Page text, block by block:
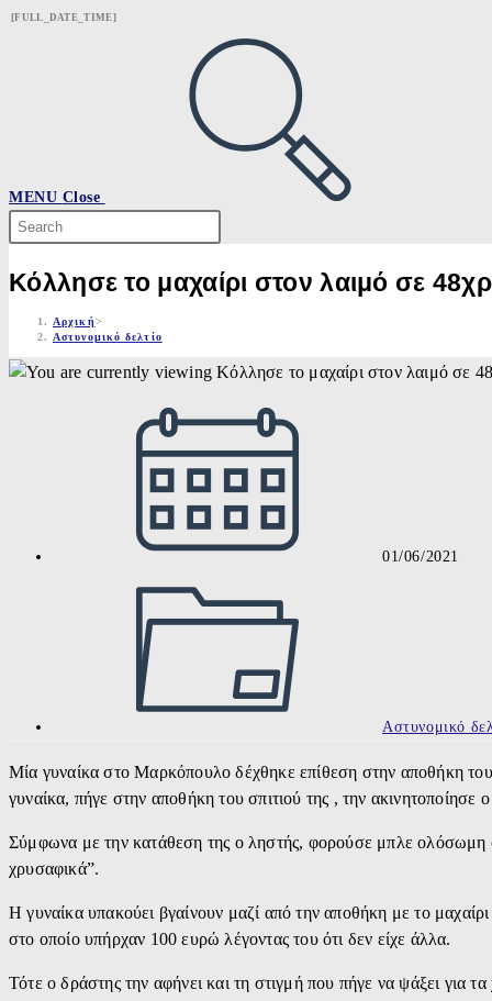
Skip
[FULL_DATE_TIME]
MENU Close
Search
this
website
Κόλλησε το μαχαίρι στον λαιμό σε
Αρχική>
Αστυνομικό δελτίο
01/06/2021
Αστυνομικό
Μία γυναίκα στο Μαρκόπουλο δέχθηκε επίθεση στην αποθήκη
γυναίκα, πήγε στην αποθήκη του σπιτιού της , την ακινητοποίησε
Σύμφωνα με την κατάθεση της ο ληστής, φορούσε μπλε
χρυσαφικά”.
Η γυναίκα υπακούει βγαίνουν μαζί από την αποθήκη με το
στο οποίο υπήρχαν 100 ευρώ λέγοντας του ότι δεν είχε άλλα.
Τότε ο δράστης την αφήνει και τη στιγμή που πήγε να ψάξει για